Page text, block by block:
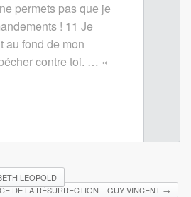
permets pas que je
! 11 Je
au fond de mon
contre toi. … «
LEOPOLD
DE LA RÉSURRECTION – GUY VINCENT →